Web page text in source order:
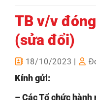
TB v/v
(sửa đổi)
18/10/2023
Kính gửi:
– Các Tổ chức hành